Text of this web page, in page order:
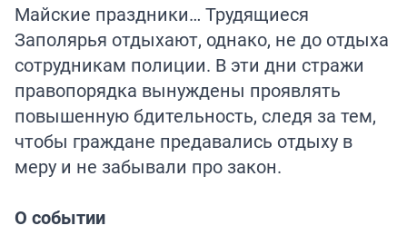
Майские праздники… Трудящиеся
Заполярья отдыхают, однако, не до отдыха
сотрудникам полиции. В эти дни стражи
правопорядка вынуждены проявлять
повышенную бдительность, следя за тем,
чтобы граждане предавались отдыху в
меру и не забывали про закон.
О событии